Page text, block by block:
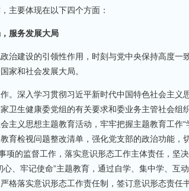
主要体现在以下四个方面：
服务发展大局
治建设的引领性作用，时刻与党中央保持高度一
家和社会发展大局。
。深入学习贯彻习近平新时代中国特色社会主义
卫生健康委党组的有关要求和委业务主管社会组
主义思想主题教育活动，牢牢把握主题教育工作
育检视问题整改清单，强化党支部的政治功能，
项的监督工作，落实意识形态工作主体责任，坚
心、牢记使命”主题教育，通过自学、集中学、互
格落实意识形态工作责任制，签订意识形态责任